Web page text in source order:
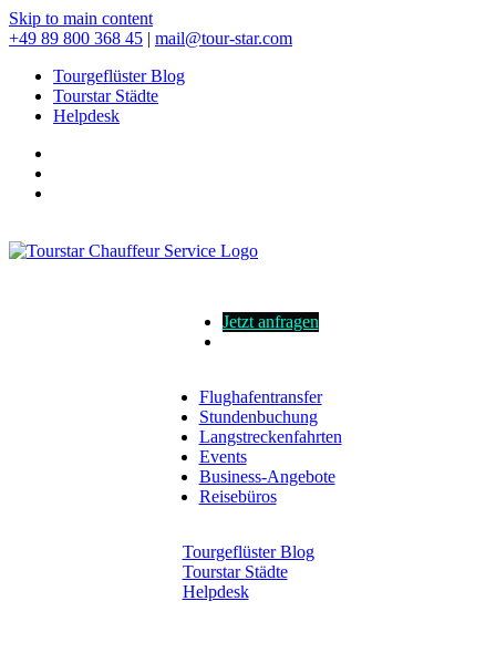
Skip to main content
+49 89 800 368 45 | mail@tour-star.com
Tourgeflüster Blog
Tourstar Städte
Helpdesk
Flughafentransfer
Stundenbuchung
Langstreckenfahrten
Events
Business-Angebote
Reisebüros
Jetzt anfragen
Tourgeflüster Blog
Tourstar Städte
Helpdesk